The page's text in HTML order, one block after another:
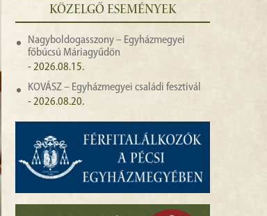
KÖZELGŐ ESEMÉNYEK
Nagyboldogasszony – Egyházmegyei
főbúcsú Máriagyűdön
- 2026.08.15.
KOVÁSZ – Egyházmegyei családi fesztivál
- 2026.08.20.